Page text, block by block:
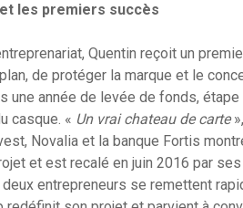
les premiers succès
Quentin reçoit un
de protéger la marque et le
une année de levée de fonds,
casque. « Un vrai chateau de carte
Novalia et la banque Fortis
et est recalé en juin 2016 par
entrepreneurs se remettent